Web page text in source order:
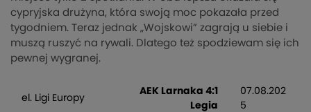
cypryjska drużyna, która swoją moc pokazała przed
tygodniem. Teraz jednak „Wojskowi” zagrają u siebie i
muszą ruszyć na rywali. Dlatego też spodziewam się ich
pewnej wygranej.
el. Ligi Europy
AEK Larnaka 4:1
Legia
07.08.202
5